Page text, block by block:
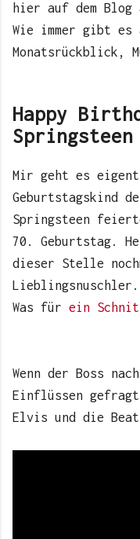
hier auf dem
Wie immer gibt es
Monatsrückblick,
Happy
Springsteen
Mir geht es
Geburtstagskind
Springsteen
70. Geburtstag.
dieser Stelle
Lieblingsnuschler.
Was für ein
Wenn der Boss
Einflüssen
Elvis und die